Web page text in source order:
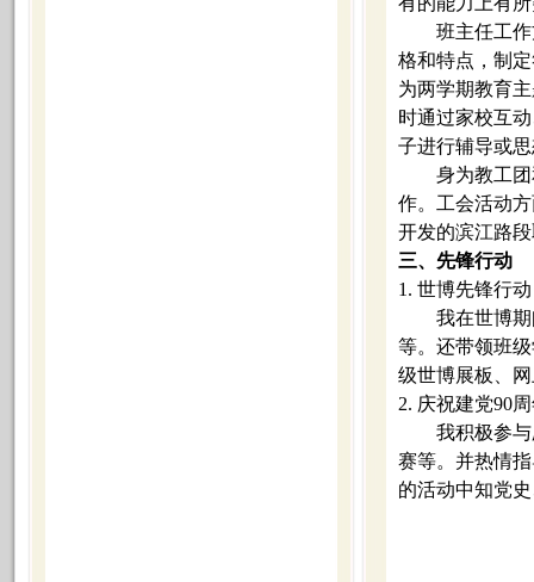
班主任工
格和特点，制
为两学期教育
时通过家校互
子进行辅导或
身为教工
作。工会活动
开发的滨江路
三、先锋行动
1. 世博先锋行动
我在世博
等。还带领班
级世博展板、
2. 庆祝建党90
我积极参
赛等。并热情
的活动中知党